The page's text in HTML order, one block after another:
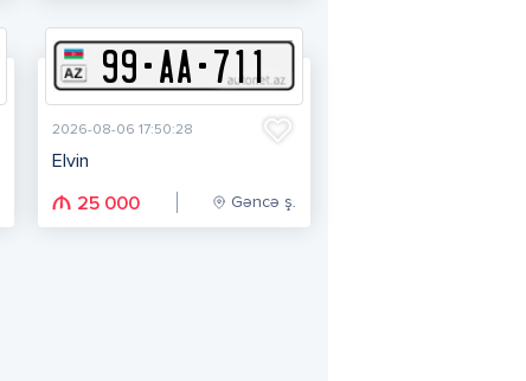
99-AA-711
2026-08-06 17:50:28
Elvin
25 000 Gəncə ş.